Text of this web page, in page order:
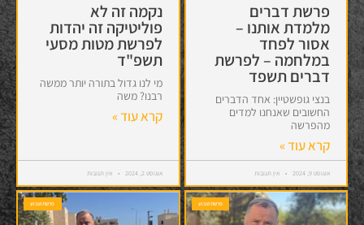
פרשת דברים
מלמדת אותנו –
אסור לפחד
במלחמה – לפרשת
דברים תשפד
בנצי גופשטיין: אחד הדברים
החשובים שאנחנו למדים
מהפרשה
קרא עוד »
אוגוסט 9, 2024 אין תגובות
נקמה זה לא
פוליטיקה זה יהדות
לפרשת מטות מסעי
תשפ"ד
מי לנו גדול בתורה יותר ממשה
רבנו? משה
קרא עוד »
אוגוסט 2, 2024 אין תגובות
פרשת שבוע פרשת שבוע